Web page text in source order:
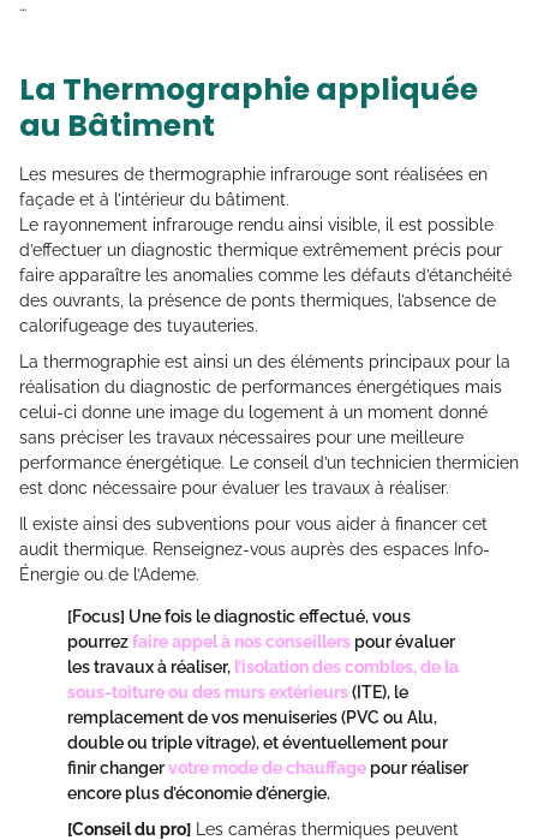
…
La Thermographie appliquée
au Bâtiment
Les mesures de thermographie infrarouge sont réalisées en
façade et à l’intérieur du bâtiment.
Le rayonnement infrarouge rendu ainsi visible, il est possible
d’effectuer un diagnostic thermique extrêmement précis pour
faire apparaître les anomalies comme les défauts d’étanchéité
des ouvrants, la présence de ponts thermiques, l’absence de
calorifugeage des tuyauteries.
La thermographie est ainsi un des éléments principaux pour la
réalisation du diagnostic de performances énergétiques mais
celui-ci donne une image du logement à un moment donné
sans préciser les travaux nécessaires pour une meilleure
performance énergétique. Le conseil d’un technicien thermicien
est donc nécessaire pour évaluer les travaux à réaliser.
Il existe ainsi des subventions pour vous aider à financer cet
audit thermique. Renseignez-vous auprès des espaces Info-
Énergie ou de l’Ademe.
[Focus] Une fois le diagnostic effectué, vous
pourrezfaire appel à nos conseillers pour évaluer
les travaux à réaliser, l’isolation des combles, de la
sous-toiture ou des murs extérieurs(ITE), le
remplacement de vos menuiseries (PVC ou Alu,
double ou triple vitrage), et éventuellement pour
finir changervotre mode de chauffage pour réaliser
encore plus d’économie d’énergie.
[Conseil du pro] Les caméras thermiques peuvent